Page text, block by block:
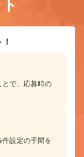
とで、応募時の
設定の手間を